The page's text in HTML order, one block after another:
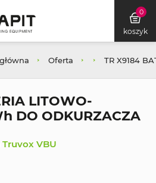
0
koszyk
Oferta TR X9184
LITOWO-
DO ODKURZACZA
VBU